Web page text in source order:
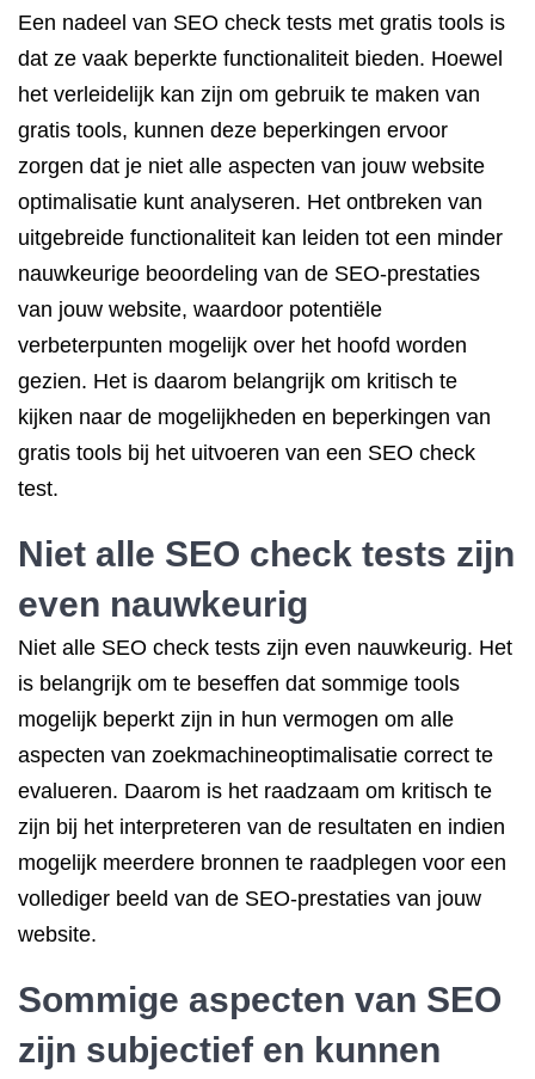
Een nadeel van SEO check tests met gratis tools is
dat ze vaak beperkte functionaliteit bieden. Hoewel
het verleidelijk kan zijn om gebruik te maken van
gratis tools, kunnen deze beperkingen ervoor
zorgen dat je niet alle aspecten van jouw website
optimalisatie kunt analyseren. Het ontbreken van
uitgebreide functionaliteit kan leiden tot een minder
nauwkeurige beoordeling van de SEO-prestaties
van jouw website, waardoor potentiële
verbeterpunten mogelijk over het hoofd worden
gezien. Het is daarom belangrijk om kritisch te
kijken naar de mogelijkheden en beperkingen van
gratis tools bij het uitvoeren van een SEO check
test.
Niet alle SEO check tests zijn
even nauwkeurig
Niet alle SEO check tests zijn even nauwkeurig. Het
is belangrijk om te beseffen dat sommige tools
mogelijk beperkt zijn in hun vermogen om alle
aspecten van zoekmachineoptimalisatie correct te
evalueren. Daarom is het raadzaam om kritisch te
zijn bij het interpreteren van de resultaten en indien
mogelijk meerdere bronnen te raadplegen voor een
vollediger beeld van de SEO-prestaties van jouw
website.
Sommige aspecten van SEO
zijn subjectief en kunnen